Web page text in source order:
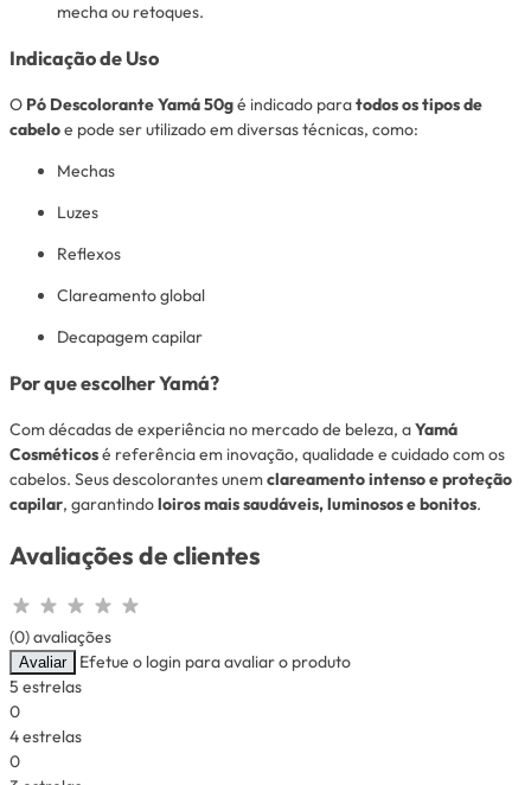
mecha ou retoques.
Indicação de Uso
O Pó Descolorante Yamá 50gé indicado paratodos os tipos de
cabeloe pode ser utilizado em diversas técnicas, como:
Mechas
Luzes
Reflexos
Clareamento global
Decapagem capilar
Por que escolher Yamá?
Com décadas de experiência no mercado de beleza, aYamá
Cosméticosé referência em inovação, qualidade e cuidado com os
cabelos. Seus descolorantes unemclareamento intenso e proteção
capilar, garantindoloiros mais saudáveis, luminosos e bonitos.
Avaliações de clientes
(0) avaliações
Avaliar
Efetue o login para avaliar o produto
5 estrelas
0
4 estrelas
0